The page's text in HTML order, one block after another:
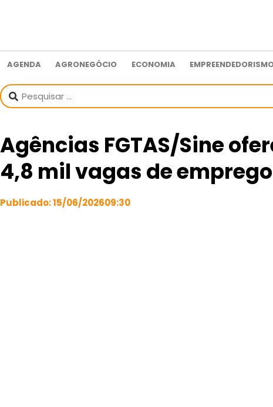
AGENDA AGRONEGÓCIO ECONOMIA
Agências FGTAS/Sine
4,8 mil vagas de emprego
Publicado:15/06/202609:30